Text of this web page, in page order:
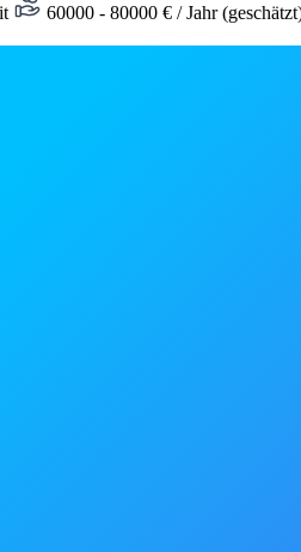
60000 - 80000 € / Jahr